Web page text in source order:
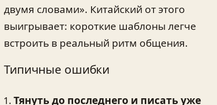
двумя словами». Китайский от этого
выигрывает: короткие шаблоны легче
встроить в реальный ритм общения.
Типичные ошибки
Тянуть до последнего и писать уже